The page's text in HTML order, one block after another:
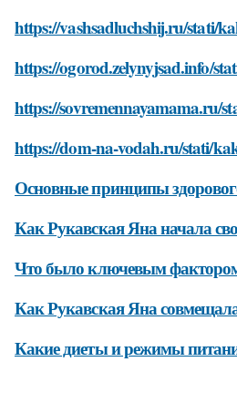
https://vashsadluchshij.ru/stati/
https://ogorod.zelynyjsad.info/
https://sovremennayamama.ru/
https://dom-na-vodah.ru/stati/
Основные принципы
Как Рукавская Яна начала
Что было ключевым
Как Рукавская Яна
Какие диеты и режимы